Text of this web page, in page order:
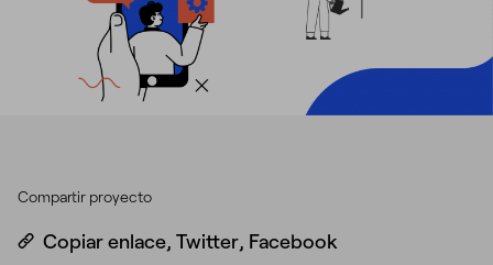
Compartir proyecto
Copiar enlace, Twitter, Facebook